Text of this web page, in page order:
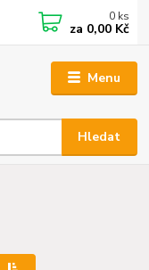
Menu
Hledat
0 ks
za 0,00 Kč